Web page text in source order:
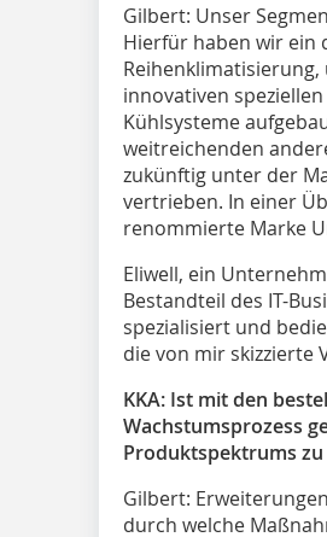
Gilbert: Unser
Hierfür haben wir ein
innovativen
Kühlsysteme
weitreichenden
zukünftig unter der
vertrieben. In einer
renommierte Marke
Eliwell, ein
Bestandteil des IT-
spezialisiert und
die von mir skizzierte
KKA: Ist mit den
Wachstumsprozess
Produktspektrums zu
Gilbert:
durch welche